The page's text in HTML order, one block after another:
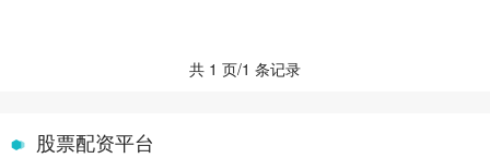
共 1 页/1 条记录
股票配资平台